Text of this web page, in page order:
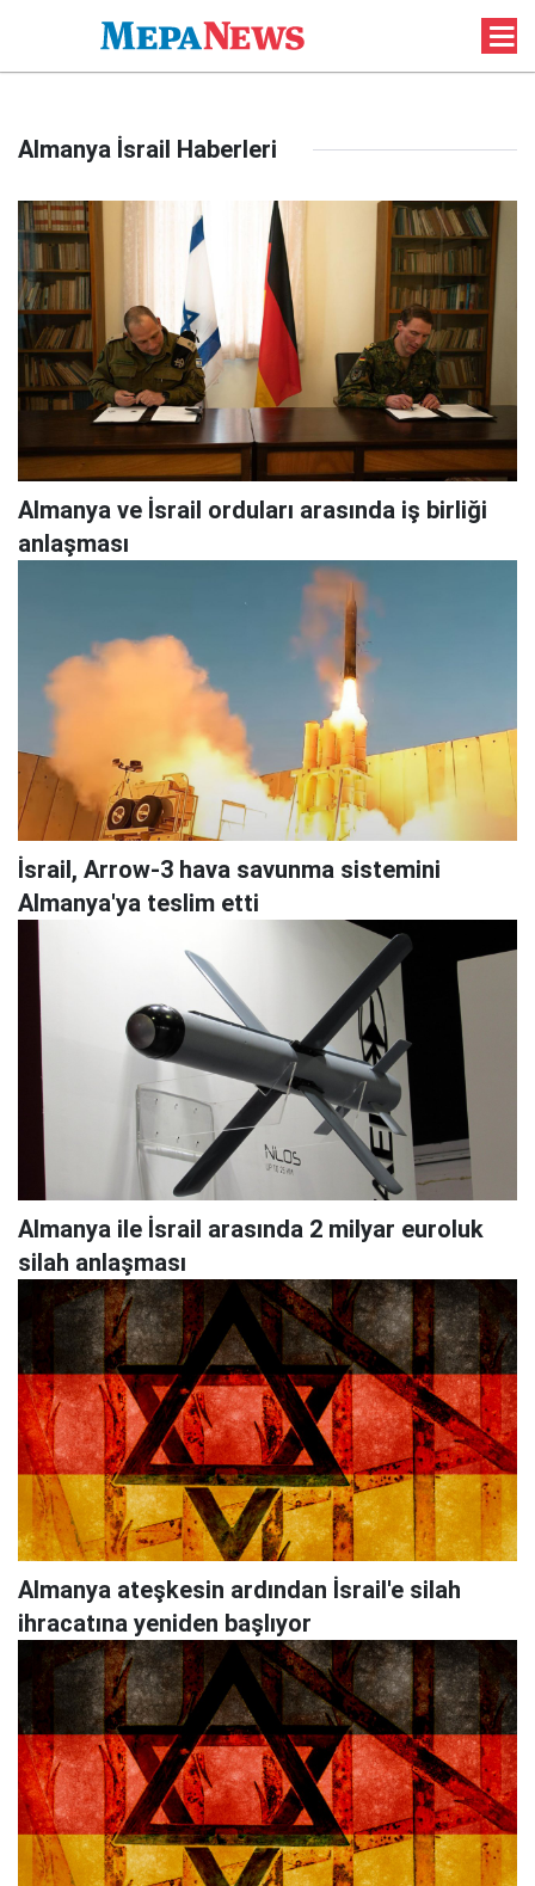
Almanya İsrail Haberleri
Almanya ve İsrail orduları arasında iş birliği
anlaşması
İsrail, Arrow-3 hava savunma sistemini
Almanya'ya teslim etti
Almanya ile İsrail arasında 2 milyar euroluk
silah anlaşması
Almanya ateşkesin ardından İsrail'e silah
ihracatına yeniden başlıyor